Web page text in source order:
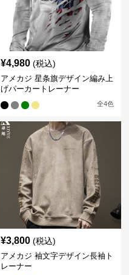
¥4,980 (税込)
アメカジ 星条旗デザイン編み上
げパーカートレーナー
全4色
¥3,800 (税込)
アメカジ 袖文字デザイン長袖ト
レーナー